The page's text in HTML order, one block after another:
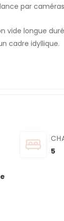
par
vide longue
cadre idyllique.
5